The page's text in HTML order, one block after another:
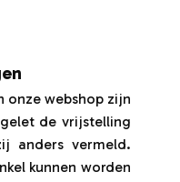
onze webshop zijn
de vrijstelling
anders vermeld.
kunnen worden